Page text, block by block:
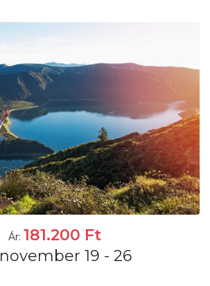
Ár: 181.200 Ft
november 19 - 26